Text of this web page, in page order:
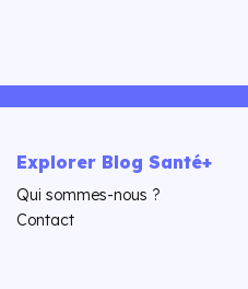
Explorer Blog Santé+
Qui sommes-nous ?
Contact